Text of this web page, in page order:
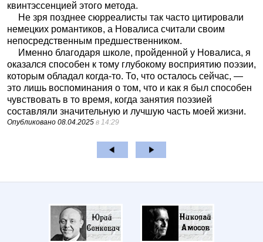
квинтэссенцией этого метода.
Не зря позднее сюрреалисты так часто цитировали
немецких романтиков, а Новалиса считали своим
непосредственным предшественником.
Именно благодаря школе, пройденной у Новалиса, я
оказался способен к тому глубокому восприятию поэзии,
которым обладал когда-то. То, что осталось сейчас, —
это лишь воспоминания о том, что и как я был способен
чувствовать в то время, когда занятия поэзией
составляли значительную и лучшую часть моей жизни.
Опубликовано 08.04.2025 в 14:29